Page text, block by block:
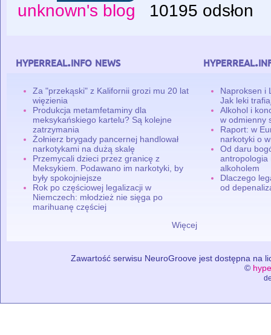
unknown's blog 10195 odsłon
hyperreal.info news
Za "przekąski" z Kalifornii grozi mu 20 lat
więzienia
Produkcja metamfetaminy dla
meksykańskiego kartelu? Są kolejne
zatrzymania
Żołnierz brygady pancernej handlował
narkotykami na dużą skalę
Przemycali dzieci przez granicę z
Meksykiem. Podawano im narkotyki, by
były spokojniejsze
Rok po częściowej legalizacji w
Niemczech: młodzież nie sięga po
marihuanę częściej
Więcej
Naproksen i
Jak leki
Alkohol i
w odmienny
Raport: w
narkotyki o
Od daru
antropologia
alkoholem
Dlaczego
od
Zawartość serwisu NeuroGroove jest dostępna na
©